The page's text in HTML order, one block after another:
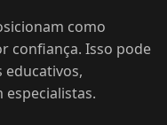
como
confiança. Isso pode
educativos,